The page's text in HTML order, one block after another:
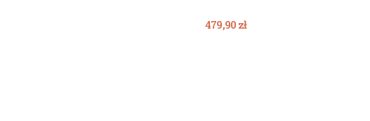
479,90 zł